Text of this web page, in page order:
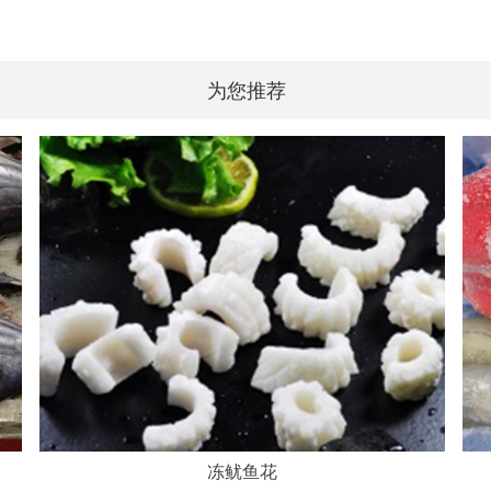
为您推荐
冻鱿鱼花